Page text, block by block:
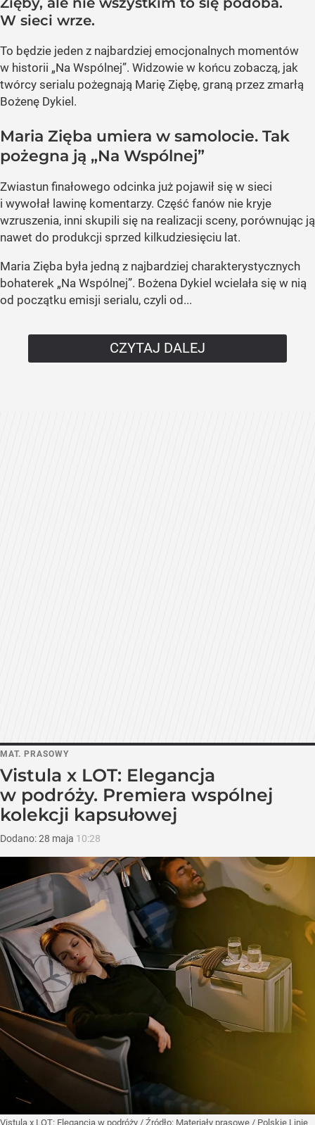
W sieci wrze.
To będzie jeden z najbardziej emocjonalnych momentów
w historii „Na Wspólnej”. Widzowie w końcu zobaczą, jak
twórcy serialu pożegnają Marię Ziębę, graną przez zmarłą
Bożenę Dykiel.
Maria Zięba umiera w samolocie. Tak
pożegna ją „Na Wspólnej”
Zwiastun finałowego odcinka już pojawił się w sieci
i wywołał lawinę komentarzy. Część fanów nie kryje
wzruszenia, inni skupili się na realizacji sceny, porównując ją
nawet do produkcji sprzed kilkudziesięciu lat.
Maria Zięba była jedną z najbardziej charakterystycznych
bohaterek „Na Wspólnej”. Bożena Dykiel wcielała się w nią
od początku emisji serialu, czyli od...
CZYTAJ DALEJ
MAT. PRASOWY
Vistula x LOT: Elegancja
w podróży. Premiera wspólnej
kolekcji kapsułowej
Dodano:28 maja 10:28
Vistula x LOT: Elegancja w podróży / Źródło: Materiały prasowe / Polskie Linie